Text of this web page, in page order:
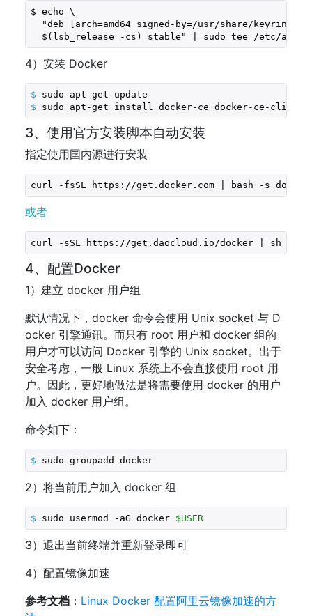
$ echo \
"deb [arch=amd64 signed-by=/usr/share/keyrings/
$(lsb_release -cs) stable" | sudo tee /etc/apt/
4）安装 Docker
$ sudo apt-get update
$ sudo apt-get install docker-ce docker-ce-cli
3、使用官方安装脚本自动安装
指定使用国内源进行安装
curl -fsSL https://get.docker.com | bash -s
或者
curl -sSL https://get.daocloud.io/docker | sh
4、配置Docker
1）建立 docker 用户组
默认情况下，docker 命令会使用 Unix socket 与 D
ocker 引擎通讯。而只有 root 用户和 docker 组的
用户才可以访问 Docker 引擎的 Unix socket。出于
安全考虑，一般 Linux 系统上不会直接使用 root 用
户。因此，更好地做法是将需要使用 docker 的用户
加入 docker 用户组。
命令如下：
$ sudo groupadd docker
2）将当前用户加入 docker 组
$ sudo usermod -aG docker $USER
3）退出当前终端并重新登录即可
4）配置镜像加速
参考文档 ： Linux Docker 配置阿里云镜像加速的方